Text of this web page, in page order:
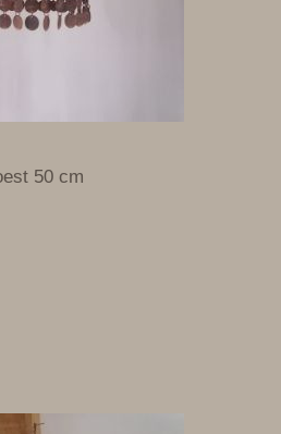
50 cm